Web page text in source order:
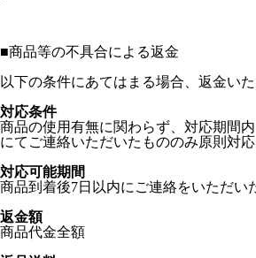
■商品等の不具合による返金
以下の条件にあてはまる場合、返金いた
対応条件
商品の使用有無に関わらず、対応期間
にてご連絡いただいたもののみ原則対応
対応可能期間
商品到着後7日以内にご連絡をいただい
返金額
商品代金全額